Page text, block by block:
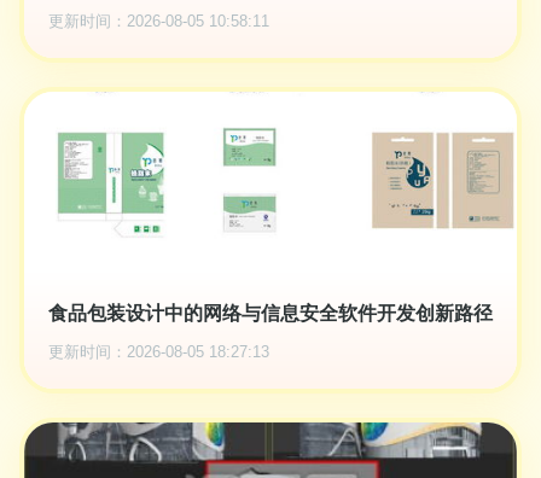
更新时间：2026-08-05 10:58:11
食品包装设计中的网络与信息安全软件开发创新路径
更新时间：2026-08-05 18:27:13